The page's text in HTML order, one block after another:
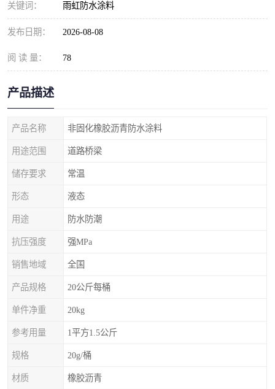
关键词： 雨虹防水涂料
发布日期： 2026-08-08
阅 读 量： 78
产品描述
产品名称 非固化橡胶沥青防水涂料
用途范围 道路桥梁
储存要求 常温
形态 液态
用途 防水防潮
抗压强度 强MPa
销售地域 全国
产品规格 20公斤每桶
单件净重 20kg
参考用量 1平方1.5公斤
规格 20g/桶
材质 橡胶沥青